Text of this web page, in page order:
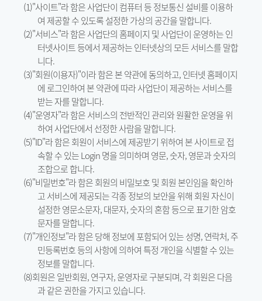
(1)"사이트"라 함은 사업단이 컴퓨터 등 정보통신 설비를 이용하
여 제공할 수 있도록 설정한 가상의 공간을 말합니다.
(2)"서비스"라 함은 사업단의 홈페이지 및 사업단이 운영하는 인
터넷사이트 등에서 제공하는 인터넷상의 모든 서비스를 말합
니다.
(3)"회원(이용자)"이라 함은 본 약관에 동의하고, 인터넷 홈페이지
에 로그인하여 본 약관에 따라 사업단이 제공하는 서비스를
받는 자를 말합니다.
(4)"운영자"라 함은 서비스의 전반적인 관리와 원활한 운영을 위
하여 사업단에서 선정한 사람을 말합니다.
(5)"ID"라 함은 회원이 서비스에 제공받기 위하여 본 사이트로 접
속할 수 있는 Login 명을 의미하며 영문, 숫자, 영문과 숫자의
조합으로 합니다.
(6)"비밀번호"라 함은 회원의 비밀보호 및 회원 본인임을 확인하
고 서비스에 제공되는 각종 정보의 보안을 위해 회원 자신이
설정한 영문소문자, 대문자, 숫자의 혼함 등으로 표기한 암호
문자를 말합니다.
(7)"개인정보"라 함은 당해 정보에 포함되어 있는 성명, 연락처, 주
민등록번호 등의 사항에 의하여 특정 개인을 식별할 수 있는
정보를 말합니다.
(8)회원은 일반회원, 연구자, 운영자로 구분되며, 각 회원은 다음
과 같은 권한을 가지고 있습니다.